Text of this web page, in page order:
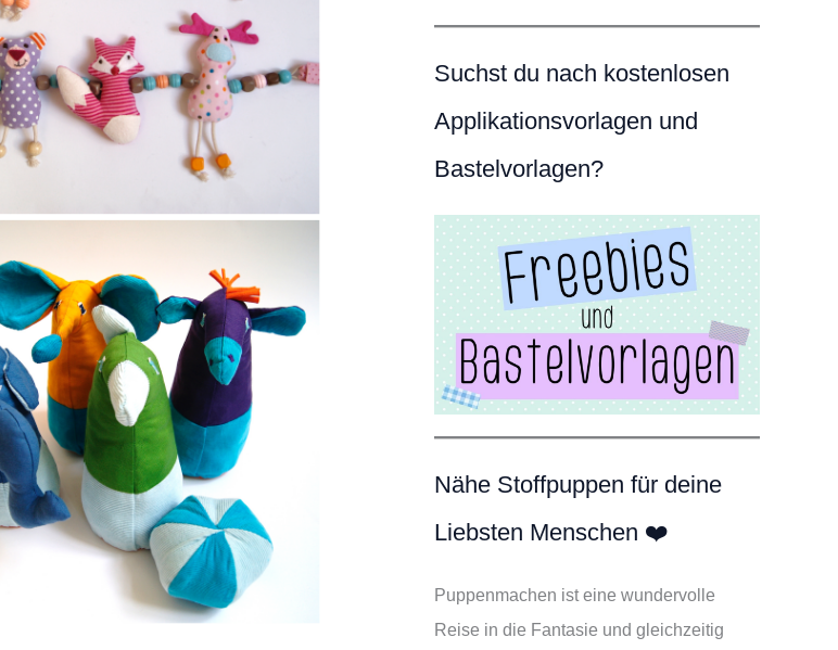
Suchst du nach kostenlosen
Applikationsvorlagen und
Bastelvorlagen?
Nähe Stoffpuppen für deine
Liebsten Menschen ❤️
Puppenmachen ist eine wundervolle
Reise in die Fantasie und gleichzeitig